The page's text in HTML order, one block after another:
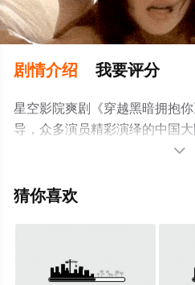
剧情介绍 我要评分
星空影院爽剧《穿越黑暗拥抱
导，众多演员精彩演绎的中国
揭晓（全70集），手机免费观
电视猫或剧情网等平台了解。

猜你喜欢